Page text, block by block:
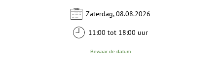
Zaterdag, 08.08.2026
11:00 tot 18:00 uur
Bewaar de datum